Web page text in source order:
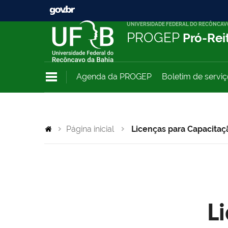
UNIVERSIDADE FEDERAL DO
PROGEP Pró-
Agenda da PROGEP Boletim de
Página inicial Licenças para